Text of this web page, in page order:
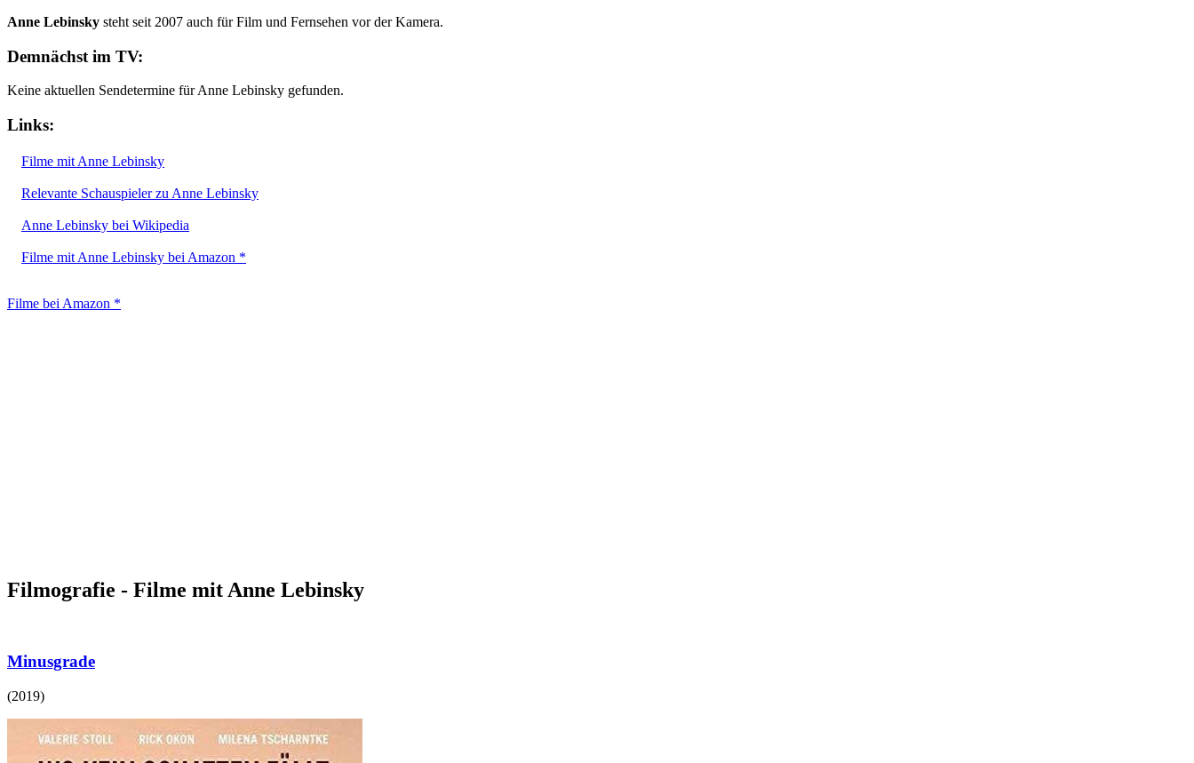
Anne Lebinsky steht seit 2007 auch für Film und Fernsehen vor der Kamera.
Demnächst im TV:
Keine aktuellen Sendetermine für Anne Lebinsky gefunden.
Links:
Filme mit Anne Lebinsky
Relevante Schauspieler zu Anne Lebinsky
Anne Lebinsky bei Wikipedia
Filme mit Anne Lebinsky bei Amazon *
Filme bei Amazon *
Filmografie - Filme mit Anne Lebinsky
Minusgrade
(2019)